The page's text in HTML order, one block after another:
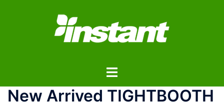
ス
ト
ル
New Arrived TIGHTBOOTH